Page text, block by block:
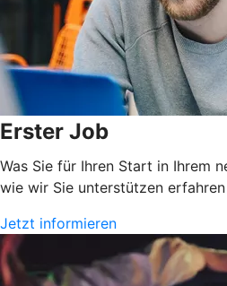
Erster Job
Was Sie für Ihren Start in Ihrem
wie wir Sie unterstützen erfahren
Jetzt informieren